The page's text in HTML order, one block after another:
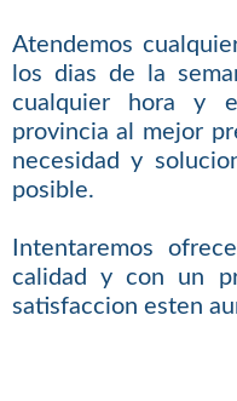
Atendemos
los dias de la
cualquier hora y
provincia al mejor
necesidad y
posible.
Intentaremos
calidad y con un
satisfaccion esten